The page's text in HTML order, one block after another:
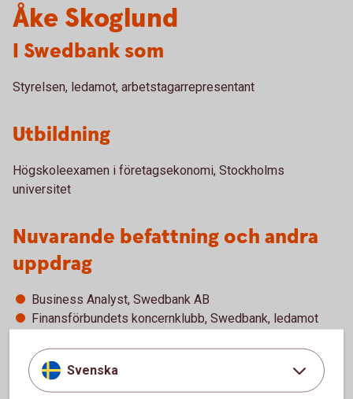
Åke Skoglund
I Swedbank som
Styrelsen, ledamot, arbetstagarrepresentant
Utbildning
Högskoleexamen i företagsekonomi, Stockholms
universitet
Nuvarande befattning och andra
uppdrag
Business Analyst, Swedbank AB
Finansförbundets koncernklubb, Swedbank, ledamot
ordförande
Samordnande skyddsombud, Swedbank AB
Svenska